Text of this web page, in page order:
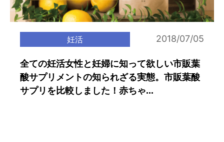
妊活 2018/07/05
全ての妊活女性と妊婦に知って欲しい市販葉
酸サプリメントの知られざる実態。市販葉酸
サプリを比較しました！赤ちゃ...